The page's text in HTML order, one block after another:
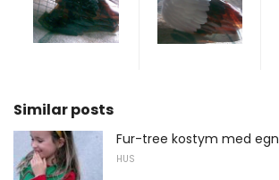
Similar posts
Fur-tree kostym med
HUS